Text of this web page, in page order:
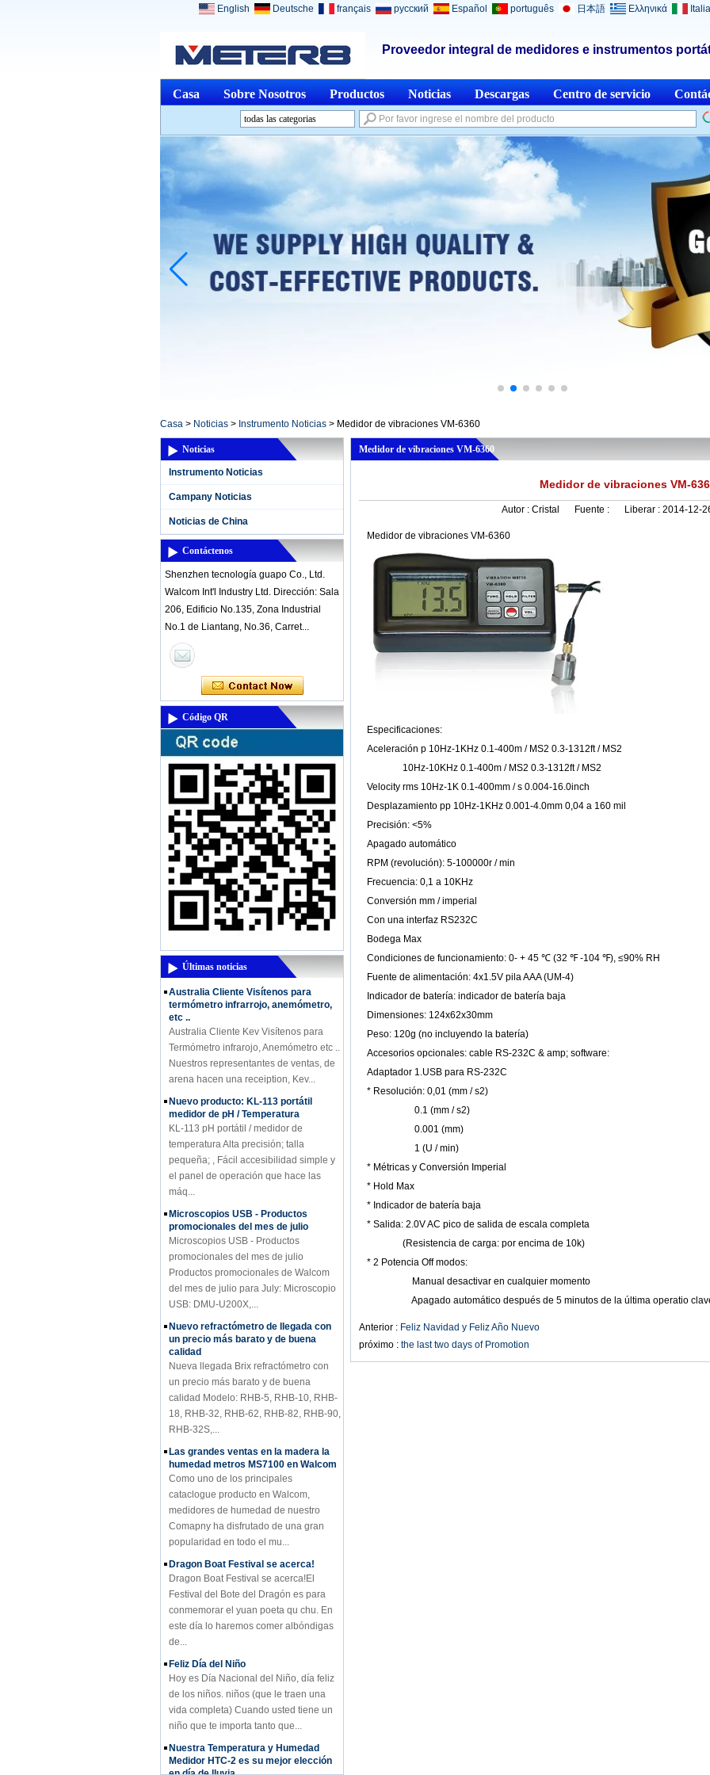
Proveedor integral de medidores e instrumentos
English Deutsche français русский Español português 日本語 Ελληνικά
Casa Sobre Nosotros Productos Noticias Descargas Centro de servicio
todas las categorias
Instrumentos de análisisL
Instrumentos Medio
Instrumentos ópticosL
De medición físicaL
Instrumentos de mediciónL
Otro Medición y AnálisisL
Dispositivos MédicosL
Casa > Noticias > Instrumento Noticias > Medidor de vibraciones VM-6360
Noticias
Instrumento Noticias
Campany Noticias
Noticias de China
Contáctenos
Shenzhen tecnología guapo Co., Ltd.
Walcom Int'l Industry Ltd. Dirección: Sala
206, Edificio No.135, Zona Industrial
No.1 de Liantang, No.36, Carret...
Código QR
Últimas noticias
Un nuevo y potente producto que
viene - de alta frecuencia Medidor de
humedad DM300M
Un nuevo y potente producto que viene
- de alta frecuencia Medidor de
humedad DM300M De alta frecuencia
para medir...
Australia Cliente Visítenos para
termómetro infrarrojo, anemómetro,
etc ..
Australia Cliente Kev Visítenos para
Termómetro infrarojo, Anemómetro etc ..
Nuestros representantes de ventas, de
arena hacen una receiption, Kev...
medidor de pH / Temperatura
KL-113 pH portátil / medidor de
temperatura Alta precisión; talla
pequeña; , Fácil accesibilidad simple y
el panel de operación que hace las
máq...
promocionales del mes de julio
Microscopios USB - Productos
promocionales del mes de julio
Productos promocionales de Walcom
del mes de julio para July: Microscopio
USB: DMU-U200X,...
un precio más barato y de buena
calidad
Nueva llegada Brix refractómetro con
un precio más barato y de buena
calidad Modelo: RHB-5, RHB-10, RHB-
18, RHB-32, RHB-62, RHB-82, RHB-90,
RHB-32S,...
humedad metros MS7100 en Walcom
Como uno de los principales
cataclogue producto en Walcom,
medidores de humedad de nuestro
Comapny ha disfrutado de una gran
popularidad en todo el mu...
Dragon Boat Festival se acerca!El
Festival del Bote del Dragón es para
conmemorar el yuan poeta qu chu. En
este día lo haremos comer albóndigas
de...
Hoy es Día Nacional del Niño, día feliz
de los niños. niños (que le traen una
vida completa) Cuando usted tiene un
niño que te importa tanto que...
Medidor HTC-2 es su mejor elección
en día de lluvia
Medidor de vibraciones VM-6360
Medidor de vibraciones VM-
Autor : Cristal Fuente : Liberar : 2014-12-
Medidor de vibraciones VM-6360
Especificaciones:
Aceleración p 10Hz-1KHz 0.1-400m / MS2 0.3-1312ft / MS2
10Hz-10KHz 0.1-400m / MS2 0.3-1312ft / MS2
Velocity rms 10Hz-1K 0.1-400mm / s 0.004-16.0inch
Desplazamiento pp 10Hz-1KHz 0.001-4.0mm 0,04 a 160 mil
Precisión: <5%
Apagado automático
RPM (revolución): 5-100000r / min
Frecuencia: 0,1 a 10KHz
Conversión mm / imperial
Con una interfaz RS232C
Bodega Max
Condiciones de funcionamiento: 0- + 45 ℃ (32 ℉ -104 ℉), ≤90% RH
Fuente de alimentación: 4x1.5V pila AAA (UM-4)
Indicador de batería: indicador de batería baja
Dimensiones: 124x62x30mm
Peso: 120g (no incluyendo la batería)
Accesorios opcionales: cable RS-232C & amp; software:
Adaptador 1.USB para RS-232C
* Resolución: 0,01 (mm / s2)
0.1 (mm / s2)
0.001 (mm)
1 (U / min)
* Métricas y Conversión Imperial
* Hold Max
* Indicador de batería baja
* Salida: 2.0V AC pico de salida de escala completa
(Resistencia de carga: por encima de 10k)
* 2 Potencia Off modos:
Manual desactivar en cualquier momento
Apagado automático después de 5 minutos de la última operatio
Anterior : Feliz Navidad y Feliz Año Nuevo
próximo : the last two days of Promotion